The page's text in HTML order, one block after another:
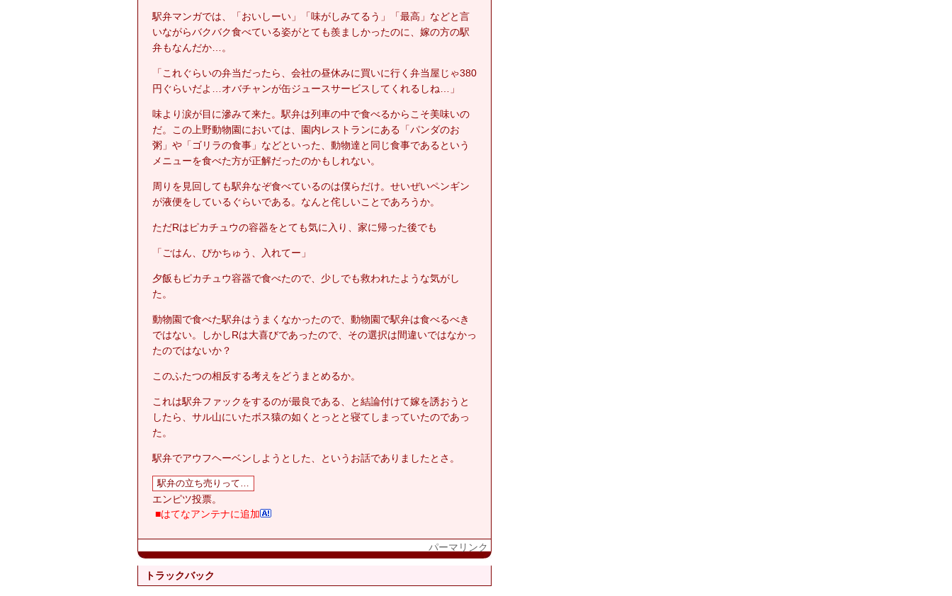
駅弁マンガでは、「おいしーい」「味がしみてるう」「最高」などと言
いながらバクバク食べている姿がとても羨ましかったのに、嫁の方の駅
弁もなんだか…。
「これぐらいの弁当だったら、会社の昼休みに買いに行く弁当屋じゃ380
円ぐらいだよ…オバチャンが缶ジュースサービスしてくれるしね…」
味より涙が目に滲みて来た。駅弁は列車の中で食べるからこそ美味いの
だ。この上野動物園においては、園内レストランにある「パンダのお
粥」や「ゴリラの食事」などといった、動物達と同じ食事であるという
メニューを食べた方が正解だったのかもしれない。
周りを見回しても駅弁なぞ食べているのは僕らだけ。せいぜいペンギン
が液便をしているぐらいである。なんと侘しいことであろうか。
ただRはピカチュウの容器をとても気に入り、家に帰った後でも
「ごはん、ぴかちゅう、入れてー」
夕飯もピカチュウ容器で食べたので、少しでも救われたような気がし
た。
動物園で食べた駅弁はうまくなかったので、動物園で駅弁は食べるべき
ではない。しかしRは大喜びであったので、その選択は間違いではなかっ
たのではないか？
このふたつの相反する考えをどうまとめるか。
これは駅弁ファックをするのが最良である、と結論付けて嫁を誘おうと
したら、サル山にいたボス猿の如くとっとと寝てしまっていたのであっ
た。
駅弁でアウフヘーベンしようとした、というお話でありましたとさ。
エンピツ投票。
■はてなアンテナに追加
パーマリンク
トラックバック